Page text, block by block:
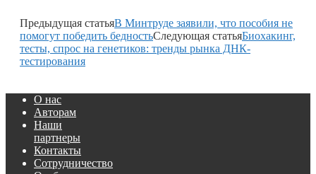
Предыдущая статьяВ Минтруде заявили, что пособия не
помогут победить бедностьСледующая статьяБиохакинг,
тесты, спрос на генетиков: тренды рынка ДНК-
тестирования
О нас
Авторам
Наши
партнеры
Контакты
Сотрудничество